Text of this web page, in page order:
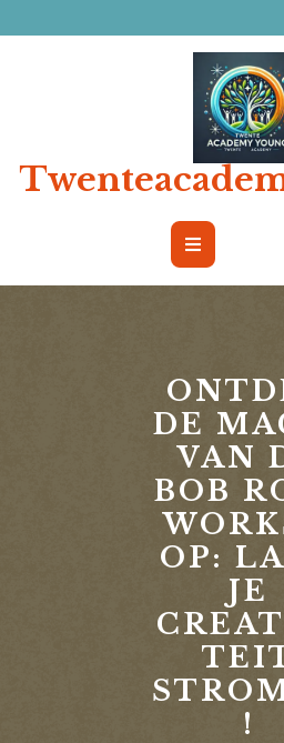
naar
Open
DE
VAN
BOB
OP:
JE
!